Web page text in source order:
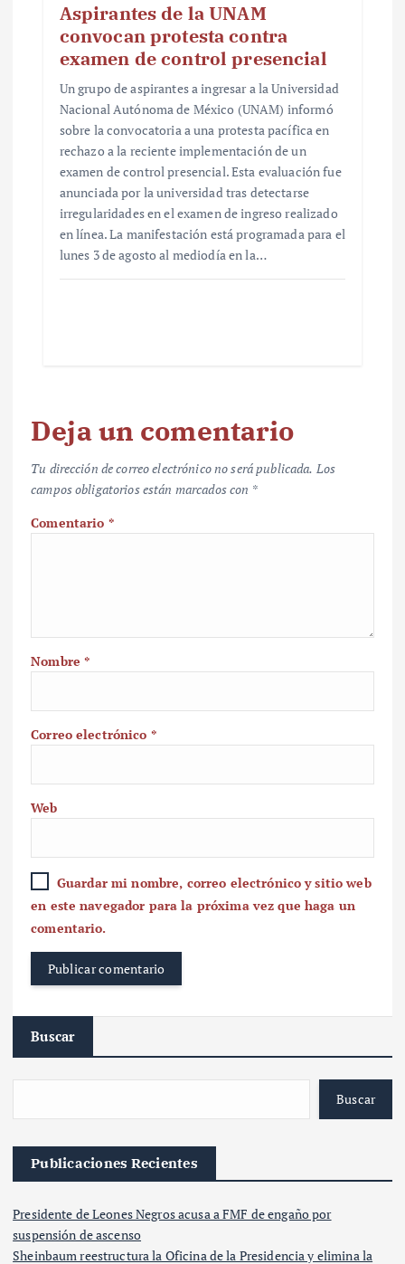
Aspirantes de la UNAM
convocan protesta contra
examen de control presencial
Un grupo de aspirantes a ingresar a la Universidad
Nacional Autónoma de México (UNAM) informó
sobre la convocatoria a una protesta pacífica en
rechazo a la reciente implementación de un
examen de control presencial. Esta evaluación fue
anunciada por la universidad tras detectarse
irregularidades en el examen de ingreso realizado
en línea. La manifestación está programada para el
lunes 3 de agosto al mediodía en la…
Deja un comentario
Tu dirección de correo electrónico no será publicada. Los
campos obligatorios están marcados con *
Comentario *
Nombre*
Correo electrónico *
Web
Guardar mi nombre, correo electrónico y sitio web
en este navegador para la próxima vez que haga un
comentario.
Buscar
Buscar
Publicaciones Recientes
Presidente de Leones Negros acusa a FMF de engaño por
suspensión de ascenso
Sheinbaum reestructura la Oficina de la Presidencia y elimina la